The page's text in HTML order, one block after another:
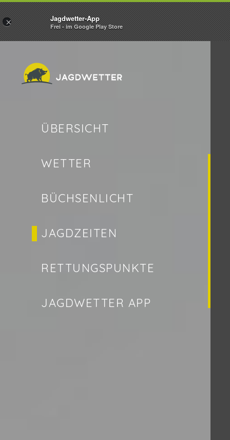
× Jagdwetter-App
Frei - im Google Play Store
ÜBERSICHT
WETTER
BÜCHSENLICHT
JAGDZEITEN
RETTUNGSPUNKTE
JAGDWETTER APP